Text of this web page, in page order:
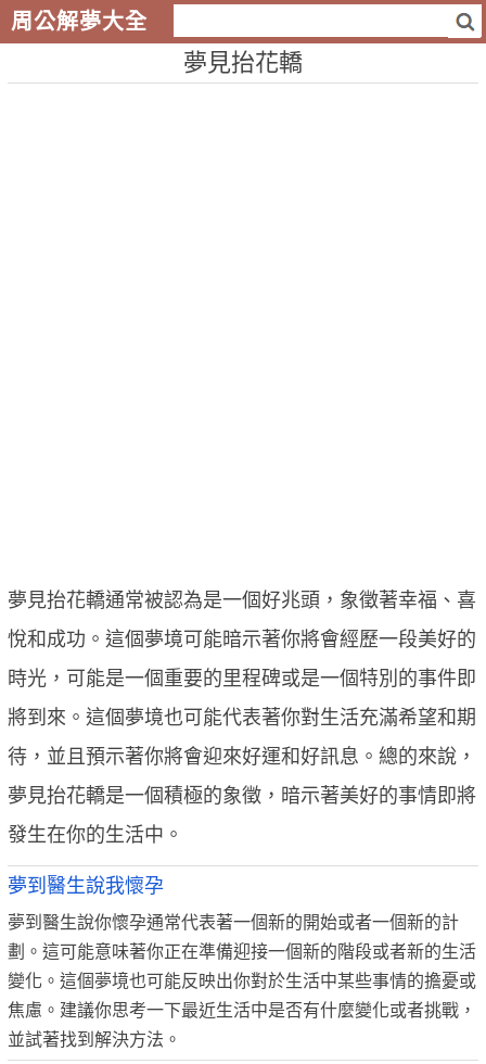
周公解夢大全
夢見抬花轎
夢見抬花轎通常被認為是一個好兆頭，象徵著幸福、喜
悅和成功。這個夢境可能暗示著你將會經歷一段美好的
時光，可能是一個重要的里程碑或是一個特別的事件即
將到來。這個夢境也可能代表著你對生活充滿希望和期
待，並且預示著你將會迎來好運和好訊息。總的來說，
夢見抬花轎是一個積極的象徵，暗示著美好的事情即將
發生在你的生活中。
夢到醫生說我懷孕
夢到醫生說你懷孕通常代表著一個新的開始或者一個新的計
劃。這可能意味著你正在準備迎接一個新的階段或者新的生活
變化。這個夢境也可能反映出你對於生活中某些事情的擔憂或
焦慮。建議你思考一下最近生活中是否有什麼變化或者挑戰，
並試著找到解決方法。